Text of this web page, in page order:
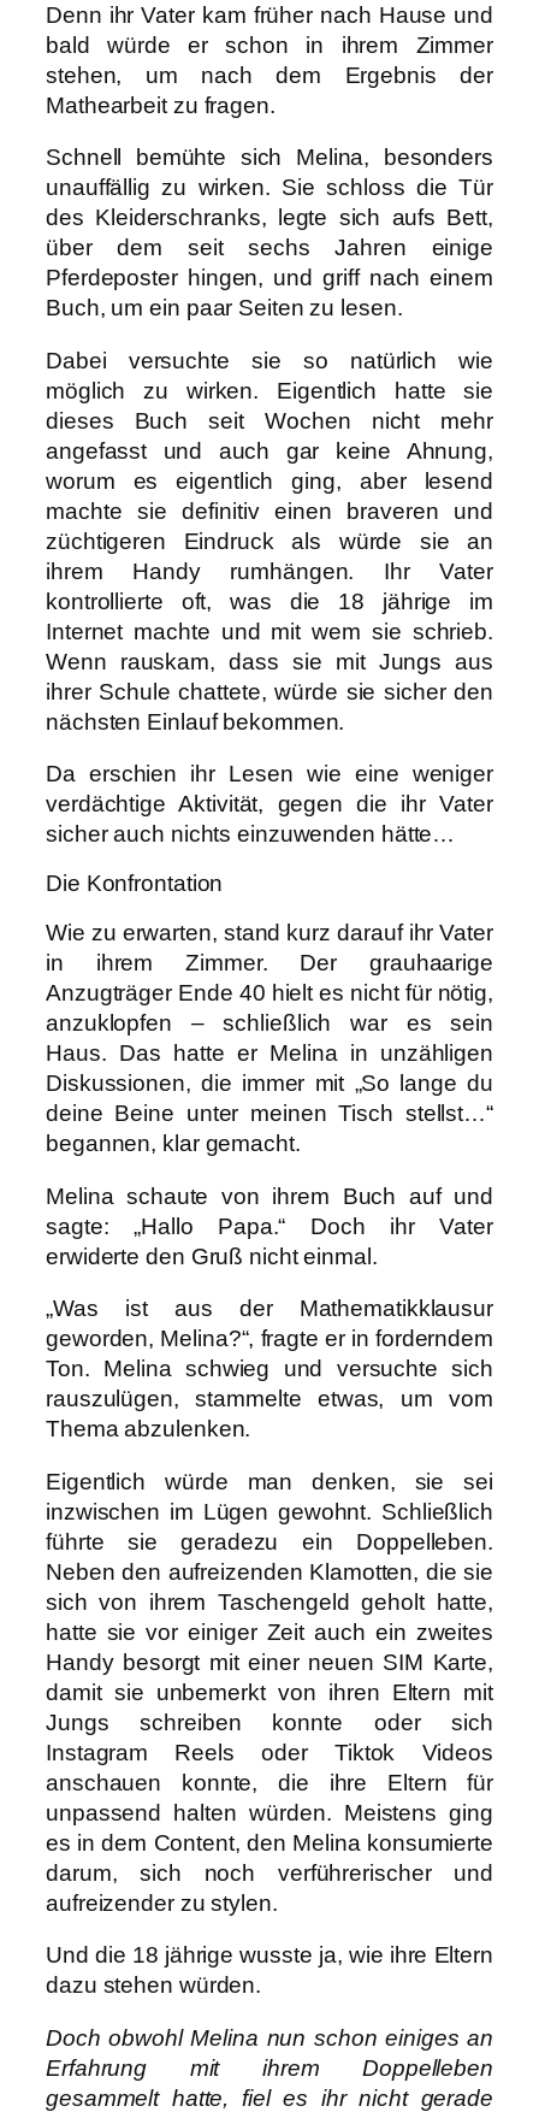
Denn ihr Vater kam früher nach Hause und
bald würde er schon in ihrem Zimmer
stehen, um nach dem Ergebnis der
Mathearbeit zu fragen.
Schnell bemühte sich Melina, besonders
unauffällig zu wirken. Sie schloss die Tür
des Kleiderschranks, legte sich aufs Bett,
über dem seit sechs Jahren einige
Pferdeposter hingen, und griff nach einem
Buch, um ein paar Seiten zu lesen.
Dabei versuchte sie so natürlich wie
möglich zu wirken. Eigentlich hatte sie
dieses Buch seit Wochen nicht mehr
angefasst und auch gar keine Ahnung,
worum es eigentlich ging, aber lesend
machte sie definitiv einen braveren und
züchtigeren Eindruck als würde sie an
ihrem Handy rumhängen. Ihr Vater
kontrollierte oft, was die 18 jährige im
Internet machte und mit wem sie schrieb.
Wenn rauskam, dass sie mit Jungs aus
ihrer Schule chattete, würde sie sicher den
nächsten Einlauf bekommen.
Da erschien ihr Lesen wie eine weniger
verdächtige Aktivität, gegen die ihr Vater
sicher auch nichts einzuwenden hätte…
Die Konfrontation
Wie zu erwarten, stand kurz darauf ihr Vater
in ihrem Zimmer. Der grauhaarige
Anzugträger Ende 40 hielt es nicht für nötig,
anzuklopfen – schließlich war es sein
Haus. Das hatte er Melina in unzähligen
Diskussionen, die immer mit „So lange du
deine Beine unter meinen Tisch stellst…“
begannen, klar gemacht.
Melina schaute von ihrem Buch auf und
sagte: „Hallo Papa.“ Doch ihr Vater
erwiderte den Gruß nicht einmal.
„Was ist aus der Mathematikklausur
geworden, Melina?“, fragte er in forderndem
Ton. Melina schwieg und versuchte sich
rauszulügen, stammelte etwas, um vom
Thema abzulenken.
Eigentlich würde man denken, sie sei
inzwischen im Lügen gewohnt. Schließlich
führte sie geradezu ein Doppelleben.
Neben den aufreizenden Klamotten, die sie
sich von ihrem Taschengeld geholt hatte,
hatte sie vor einiger Zeit auch ein zweites
Handy besorgt mit einer neuen SIM Karte,
damit sie unbemerkt von ihren Eltern mit
Jungs schreiben konnte oder sich
Instagram Reels oder Tiktok Videos
anschauen konnte, die ihre Eltern für
unpassend halten würden. Meistens ging
es in dem Content, den Melina konsumierte
darum, sich noch verführerischer und
aufreizender zu stylen.
Und die 18 jährige wusste ja, wie ihre Eltern
dazu stehen würden.
Doch obwohl Melina nun schon einiges an
Erfahrung mit ihrem Doppelleben
gesammelt hatte, fiel es ihr nicht gerade